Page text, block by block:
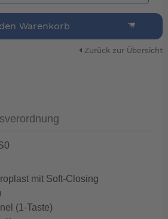
Warenkorb
Zurück zur Übersicht
mit Soft-Closing
(1-Taste)